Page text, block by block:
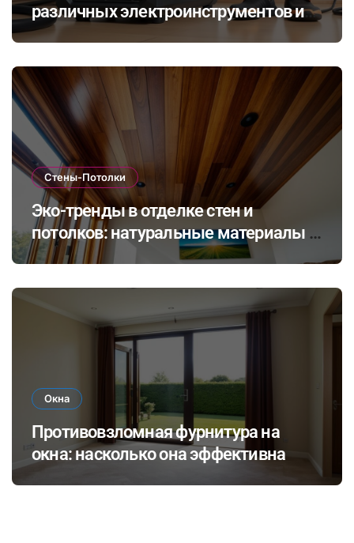
различных электроинструментов и
его влияние на здоровье при ремонте
Стены-Потолки
Эко-тренды в отделке стен и
потолков: натуральные материалы и
экологичные покрытия для
Окна
Противовзломная фурнитура на
окна: насколько она эффективна